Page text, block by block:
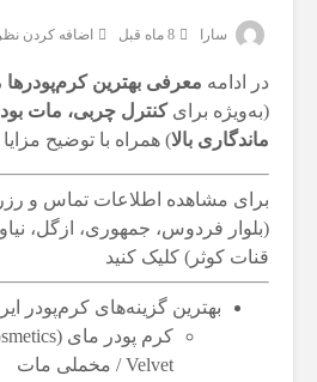
سارا 8 ماه قبل اضافه کردن نظر
در ادامه معرفی بهترین
(به‌ویژه برایکنترل چربی، مات
ماندگاری بالا) همراه با توضیح
برای مشاهده اطلاعات تماس و
(بلوار فردوس، جمهوری، ازگل،
قنات کوثر) کلیک کنید
بهترین گزینه‌های کرم‌پودر
Velvet / مخملی مات